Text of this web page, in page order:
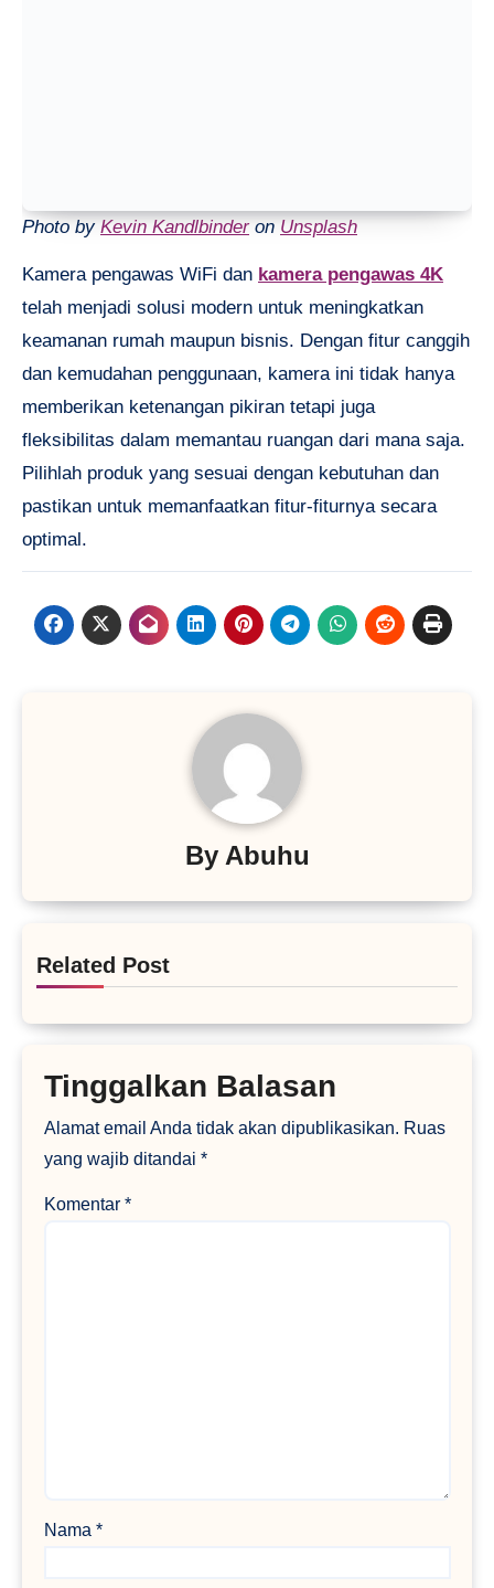
Photo by Kevin Kandlbinderon Unsplash
Kamera pengawas WiFi dan kamera pengawas 4K
telah menjadi solusi modern untuk meningkatkan
keamanan rumah maupun bisnis. Dengan fitur canggih
dan kemudahan penggunaan, kamera ini tidak hanya
memberikan ketenangan pikiran tetapi juga
fleksibilitas dalam memantau ruangan dari mana saja.
Pilihlah produk yang sesuai dengan kebutuhan dan
pastikan untuk memanfaatkan fitur-fiturnya secara
optimal.
By Abuhu
Related Post
Tinggalkan Balasan
Alamat email Anda tidak akan dipublikasikan. Ruas
yang wajib ditandai *
Komentar *
Nama *